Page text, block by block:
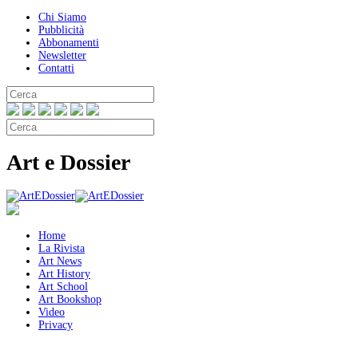
Chi Siamo
Pubblicità
Abbonamenti
Newsletter
Contatti
Art e Dossier
Home
La Rivista
Art News
Art History
Art School
Art Bookshop
Video
Privacy